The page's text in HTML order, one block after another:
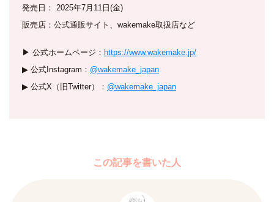
発売日： 2025年7月11日(金)
販売店：公式通販サイト、wakemake取扱店など
▶︎ 公式ホームページ： https://www.wakemake.jp/
▶︎ 公式Instagram： @wakemake_japan
▶︎ 公式X（旧Twitter）： @wakemake_japan
この記事を書いた人